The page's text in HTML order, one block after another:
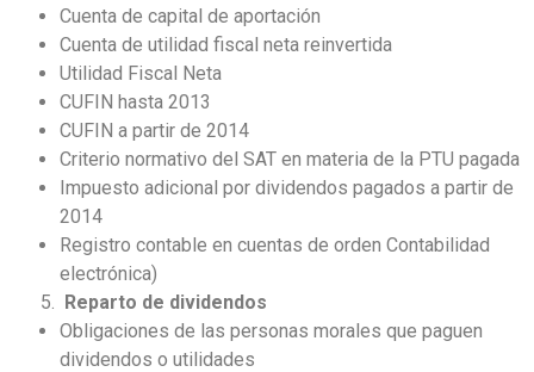
Cuenta de capital de aportación
Cuenta de utilidad fiscal neta reinvertida
Utilidad Fiscal Neta
CUFIN hasta 2013
CUFIN a partir de 2014
Criterio normativo del SAT en materia de la PTU pagada
Impuesto adicional por dividendos pagados a partir de
2014
Registro contable en cuentas de orden Contabilidad
electrónica)
Reparto de dividendos
Obligaciones de las personas morales que paguen
dividendos o utilidades